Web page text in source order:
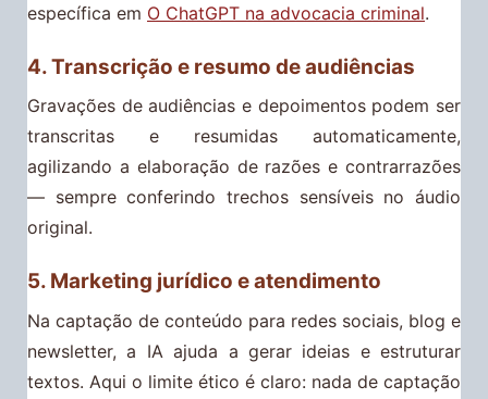
específica em O ChatGPT na advocacia criminal.
4. Transcrição e resumo de audiências
Gravações de audiências e depoimentos podem ser
transcritas e resumidas automaticamente,
agilizando a elaboração de razões e contrarrazões
— sempre conferindo trechos sensíveis no áudio
original.
5. Marketing jurídico e atendimento
Na captação de conteúdo para redes sociais, blog e
newsletter, a IA ajuda a gerar ideias e estruturar
textos. Aqui o limite ético é claro: nada de captação